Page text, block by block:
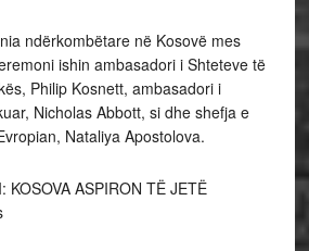
ndërkombëtare në Kosovë mes
ishin ambasadori i Shteteve të
Philip Kosnett, ambasadori i
Nicholas Abbott, si dhe shefja e
Nataliya Apostolova.
KOSOVA ASPIRON TË JETË